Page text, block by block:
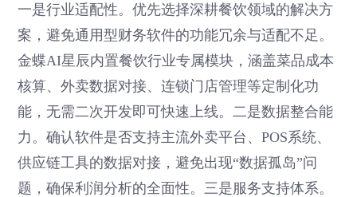
一是行业适配性。优先选择深耕餐饮领域的解决方
案，避免通用型财务软件的功能冗余与适配不足。
金蝶AI星辰内置餐饮行业专属模块，涵盖菜品成本
核算、外卖数据对接、连锁门店管理等定制化功
能，无需二次开发即可快速上线。二是数据整合能
力。确认软件是否支持主流外卖平台、POS系统、
供应链工具的数据对接，避免出现“数据孤岛”问
题，确保利润分析的全面性。三是服务支持体系。